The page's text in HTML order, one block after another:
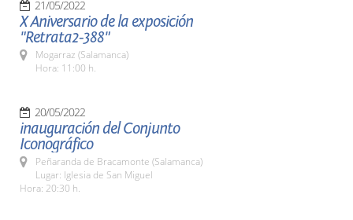
21/05/2022
X Aniversario de la exposición
"Retrata2-388"
Mogarraz (Salamanca)
Hora: 11:00 h.
20/05/2022
inauguración del Conjunto
Iconográfico
Peñaranda de Bracamonte (Salamanca)
Lugar: Iglesia de San Miguel
Hora: 20:30 h.